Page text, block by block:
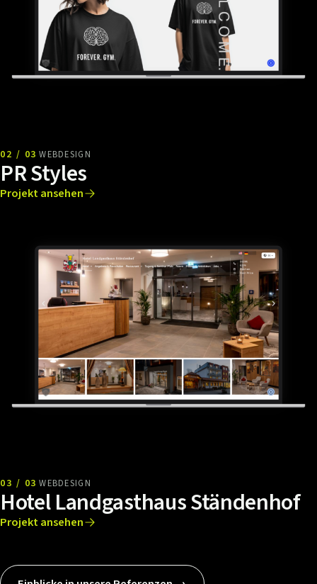
02 / 03 WEBDESIGN
PR Styles
Projekt ansehen
03 / 03 WEBDESIGN
Hotel Landgasthaus Ständenhof
Projekt ansehen